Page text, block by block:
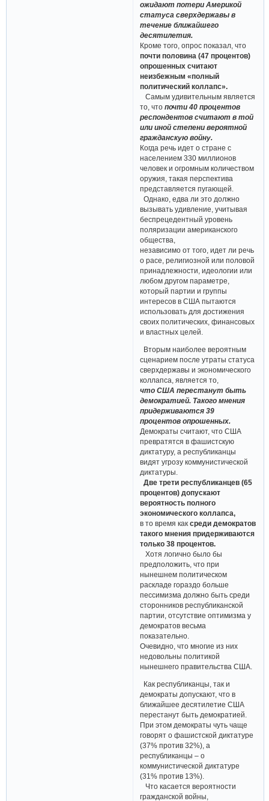
ожидают потери Америкой
статуса сверхдержавы в
течение ближайшего
десятилетия.
Кроме того, опрос показал, что
почти половина (47 процентов)
опрошенных считают
неизбежным «полный
политический коллапс».
Самым удивительным является
то, чтопочти 40 процентов
респондентов считают в той
или иной степени вероятной
гражданскую войну.
Когда речь идет о стране с
населением 330 миллионов
человек и огромным количеством
оружия, такая перспектива
представляется пугающей.
Однако, едва ли это должно
вызывать удивление, учитывая
беспрецедентный уровень
поляризации американского
общества,
независимо от того, идет ли речь
о расе, религиозной или половой
принадлежности, идеологии или
любом другом параметре,
который партии и группы
интересов в США пытаются
использовать для достижения
своих политических, финансовых
и властных целей.
Вторым наиболее вероятным
сценарием после утраты статуса
сверхдержавы и экономического
коллапса, является то,
что США перестанут быть
демократией. Такого мнения
придерживаются 39
процентов опрошенных.
Демократы считают, что США
превратятся в фашистскую
диктатуру, а республиканцы
видят угрозу коммунистической
диктатуры.
Две трети республиканцев (65
процентов) допускают
вероятность полного
экономического коллапса,
в то время каксреди демократов
такого мнения придерживаются
только 38 процентов.
Хотя логично было бы
предположить, что при
нынешнем политическом
раскладе гораздо больше
пессимизма должно быть среди
сторонников республиканской
партии, отсутствие оптимизма у
демократов весьма
показательно.
Очевидно, что многие из них
недовольны политикой
нынешнего правительства США.
Как республиканцы, так и
демократы допускают, что в
ближайшее десятилетие США
перестанут быть демократией.
При этом демократы чуть чаще
говорят о фашистской диктатуре
(37% против 32%), а
республиканцы – о
коммунистической диктатуре
(31% против 13%).
Что касается вероятности
гражданской войны,